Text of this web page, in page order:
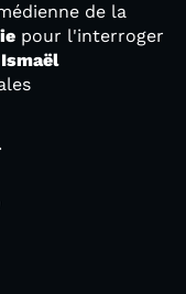
de la
pour l'interroger
Ismaël